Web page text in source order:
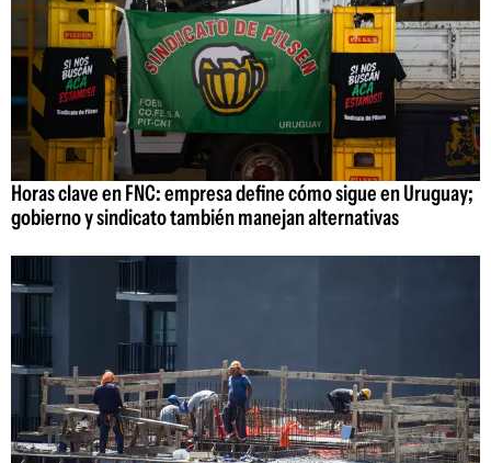
Horas clave en FNC: empresa define cómo sigue en Uruguay;
gobierno y sindicato también manejan alternativas